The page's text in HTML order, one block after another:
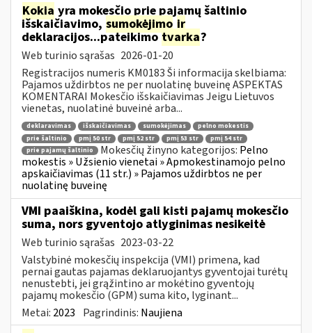
Kokia yra mokesčio prie pajamų šaltinio
išskaičiavimo, sumokėjimo ir
deklaracijos...pateikimotvarka?
Web turinio sąrašas 2026-01-20
Registracijos numeris KM0183 Ši informacija skelbiama:
Pajamos uždirbtos ne per nuolatinę buveinę ASPEKTAS
KOMENTARAI Mokesčio išskaičiavimas Jeigu Lietuvos
vienetas, nuolatinė buveinė arba...
deklaravimas išskaičiavimas sumokėjimas
pelno mokestis
prie šaltinio
pmį 50 str pmį 52 str pmį 53 str
pmį 54 str
prie pajamų šaltinio
Mokesčių žinyno kategorijos: Pelno
mokestis » Užsienio vienetai » Apmokestinamojo pelno
apskaičiavimas (11 str.) » Pajamos uždirbtos ne per
nuolatinę buveinę
VMI paaiškina, kodėl gali kisti pajamų mokesčio
suma, nors gyventojo atlyginimas nesikeitė
Web turinio sąrašas 2023-03-22
Valstybinė mokesčių inspekcija (VMI) primena, kad
pernai gautas pajamas deklaruojantys gyventojai turėtų
nenustebti, jei grąžintino ar mokėtino gyventojų
pajamų mokesčio (GPM) suma kito, lyginant...
Metai: 2023 Pagrindinis: Naujiena